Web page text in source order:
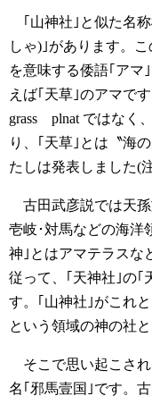
｢山神社｣と似た名
しゃ)｣があります。
を意味する倭語｢アマ
えば｢天草｣のアマで
grass plnat ではなく
り、｢天草｣とは〝海
たしは発表しました(
古田武彦説では天孫
壱岐･対馬などの海洋
神｣とはアマテラスな
従って、｢天神社｣の｢
す。｢山神社｣がこれ
という領域の神の社
そこで思い起こされ
名｢邪馬壹国｣です。